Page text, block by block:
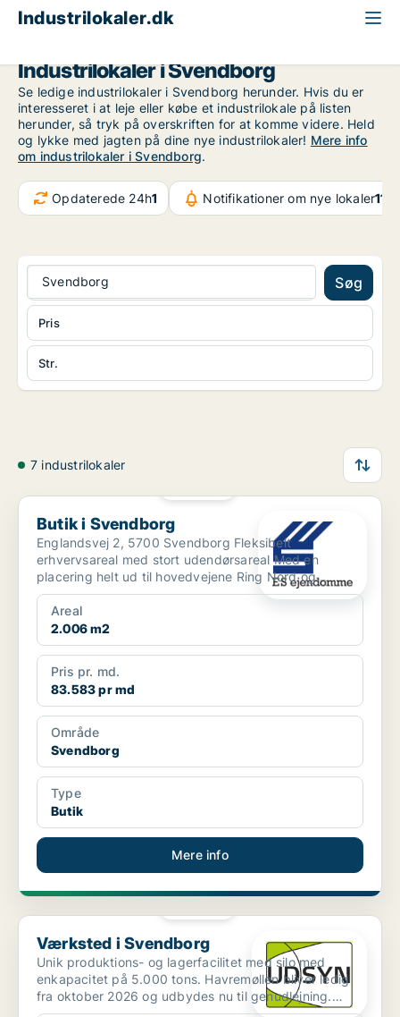
Industrilokaler.dk
Industrilokaler i Svendborg
Se ledige industrilokaler i Svendborg herunder. Hvis du er
interesseret i at leje eller købe et industrilokale på listen
herunder, så tryk på overskriften for at komme videre. Held
og lykke med jagten på dine nye industrilokaler! Mere info
om industrilokaler i Svendborg.
Opdaterede 24h1 Notifikationer om nye lokaler
Svendborg Søg
Str.
Pris
7 industrilokaler
Butik i Svendborg
Butik i Svendborg
Englandsvej 2, 5700 Svendborg Fleksibelt
erhvervsareal med stort udendørsareal Med en
placering helt ud til hovedvejene Ring Nord og
Ørbækvej får du her ...
Areal
2.006 m2
Pris pr. md.
83.583 pr md
Område
Svendborg
Type
Butik
Mere info
Værksted i Svendborg
Værksted i Svendborg
Unik produktions- og lagerfacilitet med silo med
enkapacitet på 5.000 tons. Havremøllen bliver ledig
fra oktober 2026 og udbydes nu til genudlejning.
Ejendom...